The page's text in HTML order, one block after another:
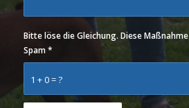
1 + 0 = ?
Bitte löse die Gleichung. Diese
Spam*